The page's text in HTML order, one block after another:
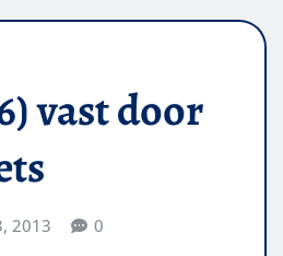
vast door
2013 0